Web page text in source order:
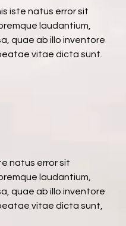
iste natus error sit
laudantium,
quae ab illo inventore
vitae dicta sunt.
natus error sit
laudantium,
quae ab illo inventore
vitae dicta sunt,